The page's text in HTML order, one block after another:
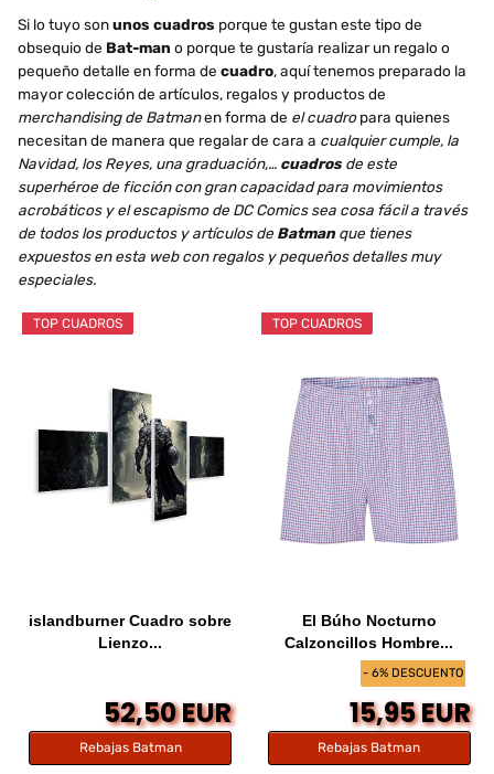
Si lo tuyo sonunos cuadros porque te gustan este tipo de
obsequio de Bat-man o porque te gustaría realizar un regalo o
pequeño detalle en forma de cuadro, aquí tenemos preparado la
mayor colección de artículos, regalos y productos de
merchandising de Batmanen forma de el cuadropara quienes
necesitan de manera que regalar de cara a cualquier cumple, la
Navidad, los Reyes, una graduación,… cuadros de este
superhéroe de ficción con gran capacidad para movimientos
acrobáticos y el escapismo de DC Comics sea cosa fácil a través
de todos los productos y artículos de Batmanque tienes
expuestos en esta web con regalos y pequeños detalles muy
especiales.
TOP CUADROS
islandburner Cuadro sobre
Lienzo...
52,50 EUR
Rebajas Batman
- 6% DESCUENTO
TOP CUADROS
El Búho Nocturno
Calzoncillos Hombre...
15,95 EUR
Rebajas Batman